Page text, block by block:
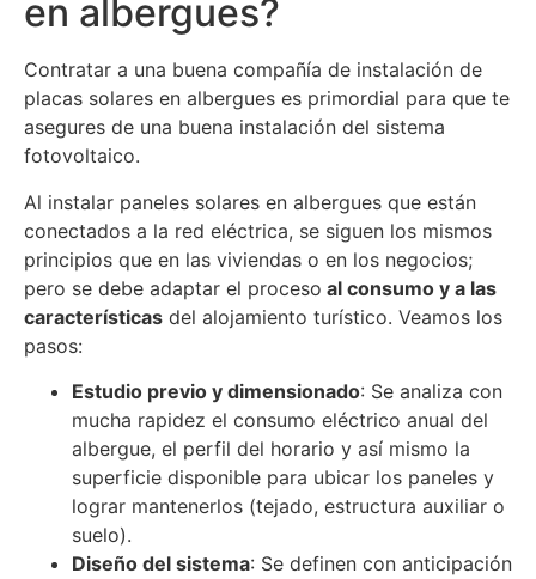
en albergues?
Contratar a una buena compañía de instalación de
placas solares en albergues es primordial para que te
asegures de una buena instalación del sistema
fotovoltaico.
Al instalar paneles solares en albergues que están
conectados a la red eléctrica, se siguen los mismos
principios que en las viviendas o en los negocios;
pero se debe adaptar el proceso al consumo y a las
características del alojamiento turístico. Veamos los
pasos:
Estudio previo y dimensionado: Se analiza con
mucha rapidez el consumo eléctrico anual del
albergue, el perfil del horario y así mismo la
superficie disponible para ubicar los paneles y
lograr mantenerlos (tejado, estructura auxiliar o
suelo).
Diseño del sistema: Se definen con anticipación